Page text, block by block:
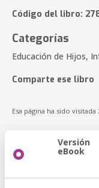
Código del libro:
Categorías
Educación de Hijos,
Comparte ese libro
Esa página ha sido visitada
Versión
eBook